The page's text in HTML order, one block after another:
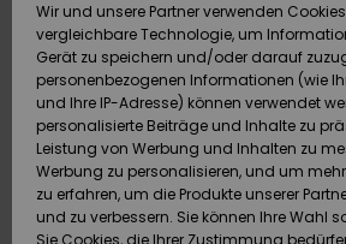
Schuhe&
Flip-Flops
Surf
Snow
Schuhe&
Flip-Flops
Surf
Snow
Highlights
Snow
SURF
Highlights
Community
SNOW
Snow Shop
Damen
Highlights
DOPPELTER
RABATT
Outlet
Frauen
Retouren
Bezahlung
Geschenkkarte
Quiksilver
Freedom
Wir und unsere Partner verwenden
vergleichbare Technologie, um
Gerät zu speichern und/oder darauf
personenbezogenen Informationen (wie
und Ihre IP-Adresse) können verwendet
personalisierte Beiträge und Inhalte zu
Leistung von Werbung und Inhalten zu
Werbung zu personalisieren, und um
zu erfahren, um die Produkte unserer
und zu verbessern. Sie können Ihre Wahl
Sie Cookies, die Ihrer Zustimmung